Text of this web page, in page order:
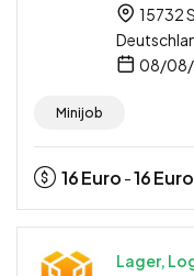
15732
08/
Minijob
16Euro -16Euro
Lager,